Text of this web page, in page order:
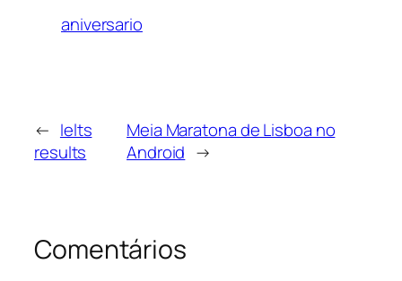
aniversario
← Ielts
results
Meia Maratona de Lisboa no
Android →
Comentários